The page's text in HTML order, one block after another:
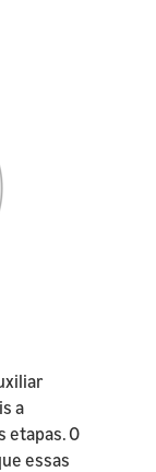
a
etapas. O
essas